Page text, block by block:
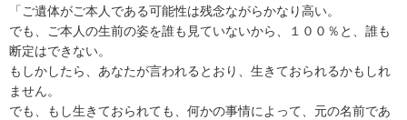
「ご遺体がご本人である可能性は残念ながらかなり高い。
でも、ご本人の生前の姿を誰も見ていないから、１００％と、誰も
断定はできない。
もしかしたら、あなたが言われるとおり、生きておられるかもしれ
ません。
でも、もし生きておられても、何かの事情によって、元の名前であ